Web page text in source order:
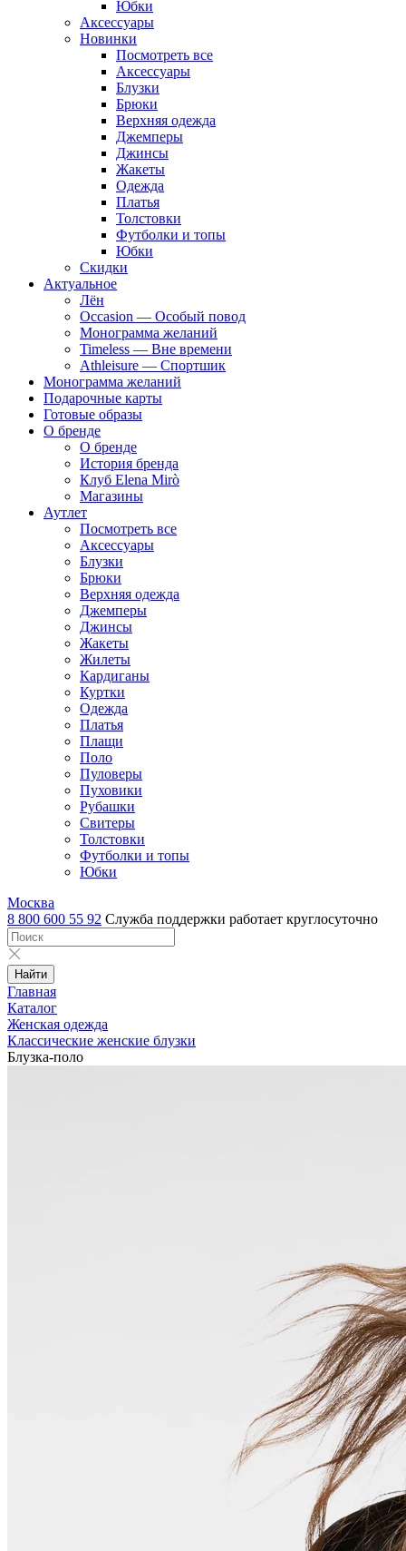
Юбки
Аксессуары
Новинки
Посмотреть все
Аксессуары
Блузки
Брюки
Верхняя одежда
Джемперы
Джинсы
Жакеты
Одежда
Платья
Толстовки
Футболки и топы
Юбки
Скидки
Актуальное
Лён
Occasion — Особый повод
Монограмма желаний
Timeless — Вне времени
Athleisure — Спортшик
Монограмма желаний
Подарочные карты
Готовые образы
О бренде
О бренде
История бренда
Клуб Elena Mirò
Магазины
Аутлет
Посмотреть все
Аксессуары
Блузки
Брюки
Верхняя одежда
Джемперы
Джинсы
Жакеты
Жилеты
Кардиганы
Куртки
Одежда
Платья
Плащи
Поло
Пуловеры
Пуховики
Рубашки
Свитеры
Толстовки
Футболки и топы
Юбки
Москва
8 800 600 55 92 Служба поддержки работает круглосуточно
Найти
Главная
Каталог
Женская одежда
Классические женские блузки
Блузка-поло